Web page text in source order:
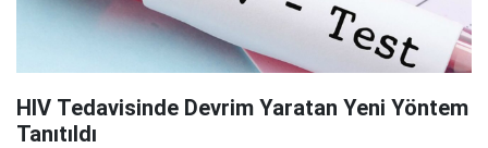
HIV Tedavisinde Devrim Yaratan Yeni Yöntem
Tanıtıldı